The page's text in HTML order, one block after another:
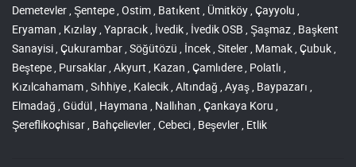
Demetevler , Şentepe , Ostim , Batıkent , Ümitköy , Çayyolu ,
Eryaman , Kızılay , Yapracık , İvedik , İvedik OSB , Şaşmaz , Başkent
Sanayisi , Çukurambar , Söğütözü , İncek , Siteler , Mamak , Çubuk ,
Beştepe , Pursaklar , Akyurt , Kazan , Çamlıdere , Polatlı ,
Kızılcahamam , Sıhhiye , Kalecik , Altındağ , Ayaş , Baypazarı ,
Elmadağ , Güdül , Haymana , Nallıhan , Çankaya Koru ,
Şereflikoçhisar , Bahçelievler , Cebeci , Beşevler , Etlik